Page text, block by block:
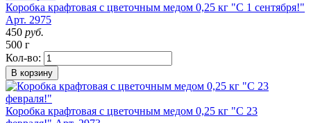
Коробка крафтовая с цветочным медом 0,25 кг "С 1 сентября!"
Арт. 2975
450 руб.
500 г
Кол-во:
В корзину
Коробка крафтовая с цветочным медом 0,25 кг "С 23